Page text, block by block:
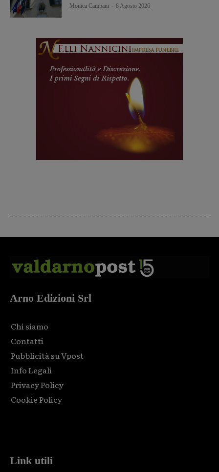
Monica Campani 8 Agosto 2026
Arno Edizioni Srl
Chi siamo
Contatti
Pubblicità su Vpost
Info Legali
Privacy Policy
Cookie Policy
Link utili